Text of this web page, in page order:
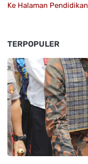
Ke Halaman Pendidikan
TERPOPULER